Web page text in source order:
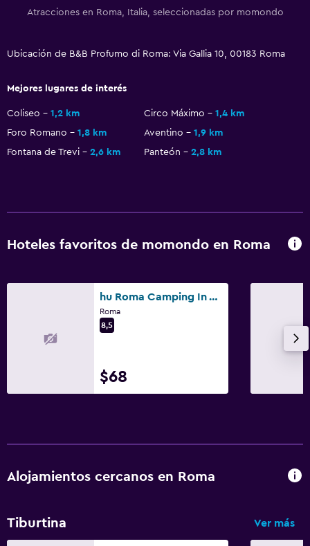
Atracciones en Roma, Italia, seleccionadas por momondo
Ubicación de B&B Profumo di Roma: Via Gallia 10, 00183 Roma
Mejores lugares de interés
Coliseo 1,2 km Circo Máximo
1,4 km
Foro Romano
1,8 km Aventino
1,9 km
Fontana de Trevi
2,6 km Panteón 2,8 km
Hoteles favoritos de momondo en Roma
hu Roma Camping In Town
Roma
8,5
$68
Alojamientos cercanos en Roma
Tiburtina Ver más